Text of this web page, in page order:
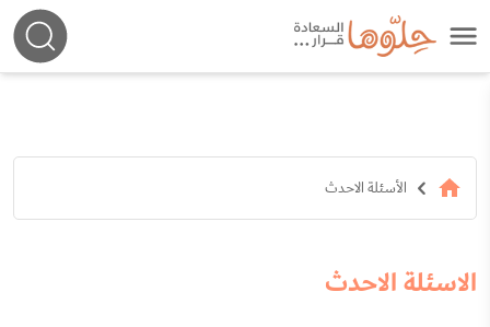
الأسئلة الاحدث
الاسئلة الاحدث